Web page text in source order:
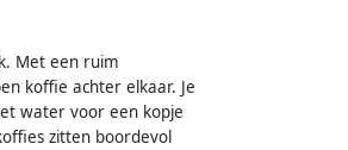
Met een ruim
koffie achter elkaar. Je
water voor een kopje
zitten boordevol